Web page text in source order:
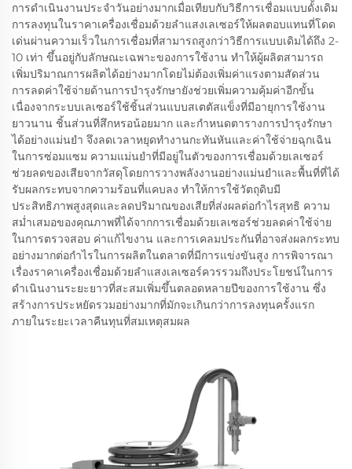
การดำเนินงานประจำวันอย่างมากเมื่อเทียบกับวิธีการเชื่อมแบบดั้งเดิม
การลงทุนในราคาเครื่องเชื่อมด้วยลำแสงเลเซอร์ให้ผลตอบแทนที่โดด
เด่นผ่านความเร็วในการเชื่อมที่สามารถสูงกว่าวิธีการแบบเดิมได้ถึง 2-
10 เท่า ขึ้นอยู่กับลักษณะเฉพาะของการใช้งาน ทำให้ผู้ผลิตสามารถ
เพิ่มปริมาณการผลิตได้อย่างมากโดยไม่ต้องเพิ่มค่าแรงตามสัดส่วน
การลดค่าใช้จ่ายด้านการบำรุงรักษายังช่วยเพิ่มความคุ้มค่าอีกขั้น
เนื่องจากระบบเลเซอร์ใช้ชิ้นส่วนแบบสเตตัสแข็งที่มีอายุการใช้งาน
ยาวนาน ชิ้นส่วนที่สึกหรอน้อยมาก และกำหนดตารางการบำรุงรักษา
ได้อย่างแม่นยำ จึงลดเวลาหยุดทำงานกะทันหันและค่าใช้จ่ายฉุกเฉิน
ในการซ่อมแซม ความแม่นยำที่มีอยู่ในตัวของการเชื่อมด้วยเลเซอร์
ช่วยลดของเสียจากวัสดุโดยการวางพลังงานอย่างแม่นยำและพื้นที่ที่ได้
รับผลกระทบจากความร้อนที่แคบลง ทำให้การใช้วัตถุดิบมี
ประสิทธิภาพสูงสุดและลดปริมาณของเสียที่ส่งผลต่อกำไรสุทธิ ความ
สม่ำเสมอของคุณภาพที่ได้จากการเชื่อมด้วยเลเซอร์ช่วยลดค่าใช้จ่าย
ในการตรวจสอบ ค่าแก้ไขงาน และการเคลมประกันที่อาจส่งผลกระทบ
อย่างมากต่อกำไรในการผลิตในตลาดที่มีการแข่งขันสูง การพิจารณา
เรื่องราคาเครื่องเชื่อมด้วยลำแสงเลเซอร์ควรรวมถึงประโยชน์ในการ
ดำเนินงานระยะยาวที่สะสมเพิ่มขึ้นตลอดหลายปีของการใช้งาน ซึ่ง
สร้างการประหยัดรวมอย่างมากที่มักจะเกินกว่าการลงทุนครั้งแรก
ภายในระยะเวลาคืนทุนที่สมเหตุสมผล